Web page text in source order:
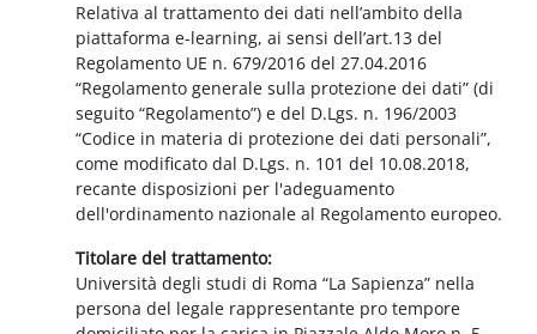
Relativa al trattamento dei dati nell’ambito della
piattaforma e-learning, ai sensi dell’art.13 del
Regolamento UE n. 679/2016 del 27.04.2016
“Regolamento generale sulla protezione dei dati” (di
seguito “Regolamento”) e del D.Lgs. n. 196/2003
“Codice in materia di protezione dei dati personali”,
come modificato dal D.Lgs. n. 101 del 10.08.2018,
recante disposizioni per l'adeguamento
dell'ordinamento nazionale al Regolamento europeo.
Titolare del trattamento:
Università degli studi di Roma “La Sapienza” nella
persona del legale rappresentante pro tempore